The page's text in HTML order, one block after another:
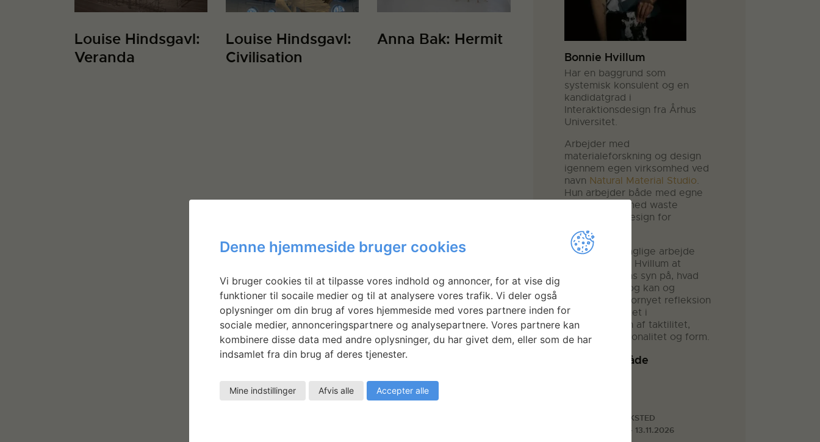
Louise Hindsgavl:
Veranda
Louise Hindsgavl:
Civilisation
Anna Bak: Hermit
Bonnie Hvillum
Har en baggrund som
systemisk konsulent og en
kandidatgrad i
Interaktionsdesign fra Århus
Universitet.
Arbejder med
materialeforskning og design
igennem egen virksomhed ved
navn Natural Material Studio.
Hun arbejder både med egne
projekter og med waste
research og design for
virksomheder.
Med sit tværfaglige arbejde
ønsker Bonnie Hvillum at
ændre nutidens syn på, hvad
materialer er og kan og
faciliterer en fornyet refleksion
over materialitet i
undersøgelsen af taktilitet,
æstetik, funktionalitet og form.
Arbejdsområde
METALVÆRKSTED
21.09.2026 - 13.11.2026
Denne hjemmeside bruger cookies
Vi bruger cookies til at tilpasse vores indhold og annoncer, for at vise dig
funktioner til socaile medier og til at analysere vores trafik. Vi deler også
oplysninger om din brug af vores hjemmeside med vores partnere inden for
sociale medier, annonceringspartnere og analysepartnere. Vores partnere kan
kombinere disse data med andre oplysninger, du har givet dem, eller som de har
indsamlet fra din brug af deres tjenester.
Mine indstillinger Afvis alle Accepter alle